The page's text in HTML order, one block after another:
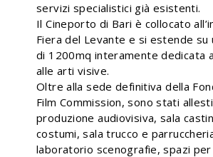
servizi specialistici già esistenti.
Il Cineporto di Bari è collocato
Fiera del Levante e si estende su
di 1200mq interamente dedicata
alle arti visive.
Oltre alla sede definitiva della
Film Commission, sono stati
produzione audiovisiva, sala
costumi, sala trucco e
laboratorio scenografie, spazi